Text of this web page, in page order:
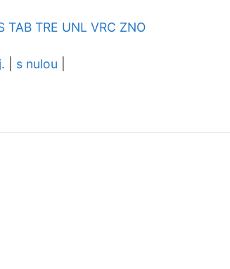
TAB TRE UNL VRC ZNO
s nulou